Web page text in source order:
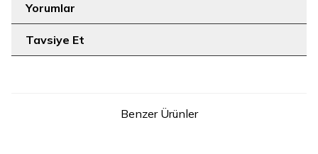
Yorumlar
Tavsiye Et
Benzer Ürünler
14